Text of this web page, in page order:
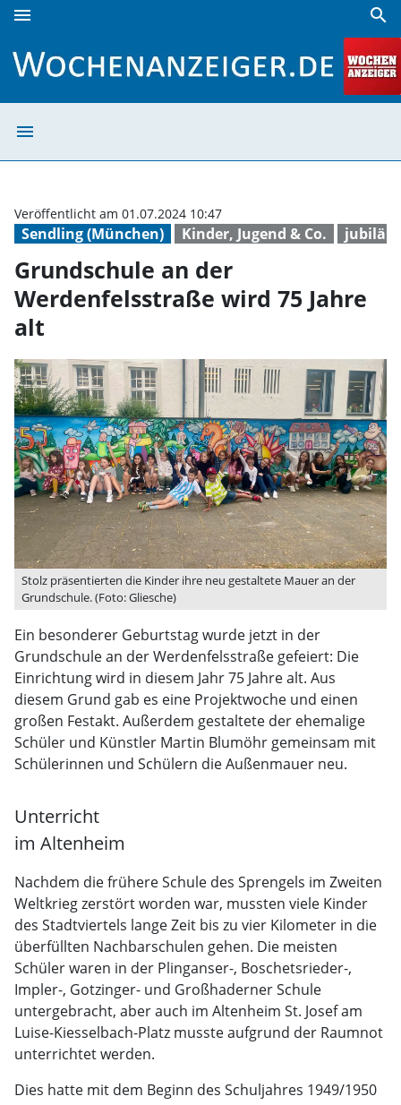
menu search
menu
Sendling (München) Kinder, Jugend & Co.
Veröffentlicht am 01.07.2024 10:47
Grundschule an der
Werdenfelsstraße wird 75 Jahre
alt
Stolz präsentierten die Kinder ihre neu gestaltete Mauer an der
Grundschule. (Foto: Gliesche)
Ein besonderer Geburtstag wurde jetzt in der
Grundschule an der Werdenfelsstraße gefeiert: Die
Einrichtung wird in diesem Jahr 75 Jahre alt. Aus
diesem Grund gab es eine Projektwoche und einen
großen Festakt. Außerdem gestaltete der ehemalige
Schüler und Künstler Martin Blumöhr gemeinsam mit
Schülerinnen und Schülern die Außenmauer neu.
Unterricht
im Altenheim
Nachdem die frühere Schule des Sprengels im Zweiten
Weltkrieg zerstört worden war, mussten viele Kinder
des Stadtviertels lange Zeit bis zu vier Kilometer in die
überfüllten Nachbarschulen gehen. Die meisten
Schüler waren in der Plinganser-, Boschetsrieder-,
Impler-, Gotzinger- und Großhaderner Schule
untergebracht, aber auch im Altenheim St. Josef am
Luise-Kiesselbach-Platz musste aufgrund der Raumnot
unterrichtet werden.
Dies hatte mit dem Beginn des Schuljahres 1949/1950